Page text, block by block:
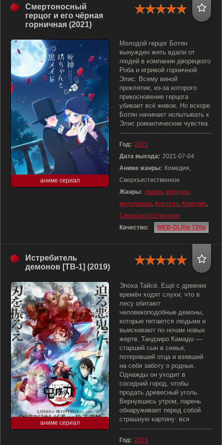
Смертоносный
герцог и его чёрная
горничная (2021)
аниме сериал
Молодой герцог Ботян
вынужден жить вдали от
людей в компании дворецкого
Роба и игривой горничной
Элис. Всему виной
проклятие, из-за которого
прикосновение герцога
убивает всё живое. Но вскоре
Ботян начинает испытывать к
Элис романтические чувства.
Год: 2021
Дата выхода: 2021-07-04
Аниме жанры: Комедия,
Сверхъестественное
Жанры: драма, комедия,
мелодрама, фэнтези, Комедия,
Сверхъестественное
Качество:
WEB-DLRip 720p
Истребитель
демонов [ТВ-1] (2019)
аниме сериал
Эпоха Тайсё. Ещё с древних
времён ходят слухи, что в
лесу обитают
человекоподобные демоны,
которые питаются людьми и
выискивают по ночам новых
жертв. Тандзиро Камадо —
старший сын в семье,
потерявший отца и взявший
на себя заботу о родных.
Однажды он уходит в
соседний город, чтобы
продать древесный уголь.
Вернувшись утром, парень
обнаруживает перед собой
страшную картину: вся
Год: 2019